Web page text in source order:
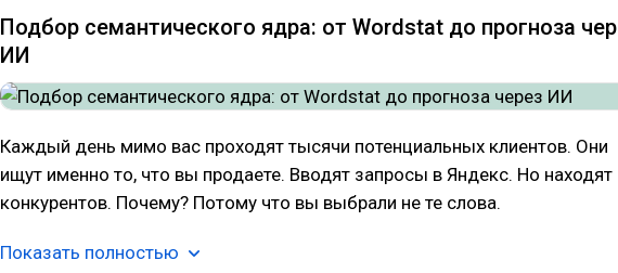
Подбор семантического ядра: от Wordstat до прогноза
ИИ
Каждый день мимо вас проходят тысячи потенциальных клиентов. Они
ищут именно то, что вы продаете. Вводят запросы в Яндекс. Но находят
конкурентов. Почему? Потому что вы выбрали не те слова.
Показать полностью